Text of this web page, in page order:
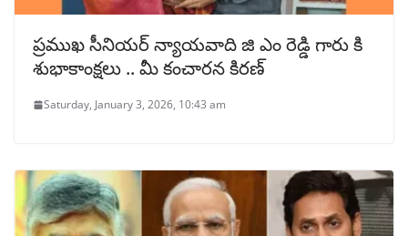
ప్రముఖ సీనియర్ న్యాయవాది జి ఎం రెడ్డి గారు కి
శుభాకాంక్షలు .. మీ కంచారన కిరణ్
Saturday, January 3, 2026, 10:43 am